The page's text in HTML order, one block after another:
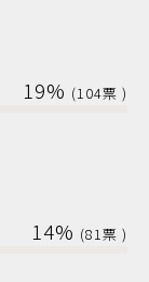
19% 104
14% 81